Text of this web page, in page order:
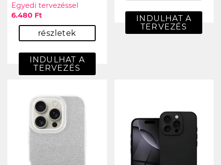
Egyedi tervezéssel
6.480 Ft
részletek
INDULHAT A
TERVEZÉS
INDULHAT A
TERVEZÉS